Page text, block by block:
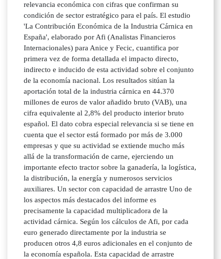
relevancia económica con cifras que confirman su
condición de sector estratégico para el país. El estudio
'La Contribución Económica de la Industria Cárnica en
España', elaborado por Afi (Analistas Financieros
Internacionales) para Anice y Fecic, cuantifica por
primera vez de forma detallada el impacto directo,
indirecto e inducido de esta actividad sobre el conjunto
de la economía nacional. Los resultados sitúan la
aportación total de la industria cárnica en 44.370
millones de euros de valor añadido bruto (VAB), una
cifra equivalente al 2,8% del producto interior bruto
español. El dato cobra especial relevancia si se tiene en
cuenta que el sector está formado por más de 3.000
empresas y que su actividad se extiende mucho más
allá de la transformación de carne, ejerciendo un
importante efecto tractor sobre la ganadería, la logística,
la distribución, la energía y numerosos servicios
auxiliares. Un sector con capacidad de arrastre Uno de
los aspectos más destacados del informe es
precisamente la capacidad multiplicadora de la
actividad cárnica. Según los cálculos de Afi, por cada
euro generado directamente por la industria se
producen otros 4,8 euros adicionales en el conjunto de
la economía española. Esta capacidad de arrastre